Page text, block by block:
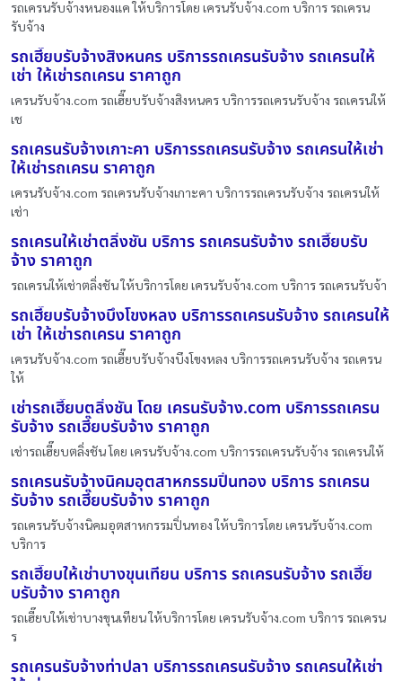
รถเครนรับจ้างหนองเเค ให้บริการโดย เครนรับจ้าง.com บริการ รถเครน
รับจ้าง
รถเฮี๊ยบรับจ้างสิงหนคร บริการรถเครนรับจ้าง รถเครนให้
เช่า ให้เช่ารถเครน ราคาถูก
เครนรับจ้าง.com รถเฮี๊ยบรับจ้างสิงหนคร บริการรถเครนรับจ้าง รถเครนให้
เช
รถเครนรับจ้างเกาะคา บริการรถเครนรับจ้าง รถเครนให้เช่า
ให้เช่ารถเครน ราคาถูก
เครนรับจ้าง.com รถเครนรับจ้างเกาะคา บริการรถเครนรับจ้าง รถเครนให้
เช่า
รถเครนให้เช่าตลิ่งชัน บริการ รถเครนรับจ้าง รถเฮี๊ยบรับ
จ้าง ราคาถูก
รถเครนให้เช่าตลิ่งชัน ให้บริการโดย เครนรับจ้าง.com บริการ รถเครนรับจ้า
รถเฮี๊ยบรับจ้างบึงโขงหลง บริการรถเครนรับจ้าง รถเครนให้
เช่า ให้เช่ารถเครน ราคาถูก
เครนรับจ้าง.com รถเฮี๊ยบรับจ้างบึงโขงหลง บริการรถเครนรับจ้าง รถเครน
ให้
เช่ารถเฮี๊ยบตลิ่งชัน โดย เครนรับจ้าง.com บริการรถเครน
รับจ้าง รถเฮี๊ยบรับจ้าง ราคาถูก
เช่ารถเฮี๊ยบตลิ่งชัน โดย เครนรับจ้าง.com บริการรถเครนรับจ้าง รถเครนให้
รถเครนรับจ้างนิคมอุตสาหกรรมปิ่นทอง บริการ รถเครน
รับจ้าง รถเฮี๊ยบรับจ้าง ราคาถูก
รถเครนรับจ้างนิคมอุตสาหกรรมปิ่นทอง ให้บริการโดย เครนรับจ้าง.com
บริการ
รถเฮี๊ยบให้เช่าบางขุนเทียน บริการ รถเครนรับจ้าง รถเฮี๊ย
บรับจ้าง ราคาถูก
รถเฮี๊ยบให้เช่าบางขุนเทียน ให้บริการโดย เครนรับจ้าง.com บริการ รถเครน
ร
รถเครนรับจ้างท่าปลา บริการรถเครนรับจ้าง รถเครนให้เช่า